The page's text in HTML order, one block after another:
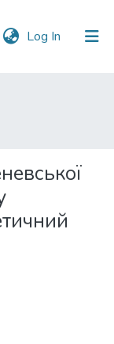
Log In (current)